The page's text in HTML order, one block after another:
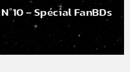
– Spécial FanBDs